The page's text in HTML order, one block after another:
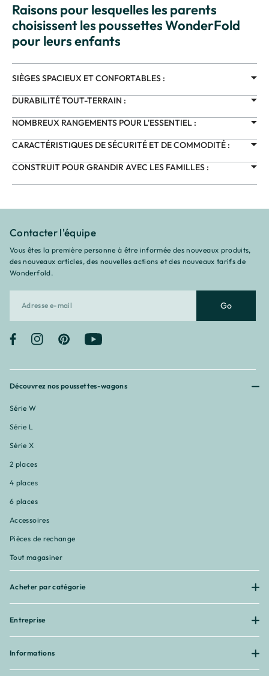
Raisons pour lesquelles les parents
choisissent les poussettes WonderFold
pour leurs enfants
SIÈGES SPACIEUX ET CONFORTABLES :
DURABILITÉ TOUT-TERRAIN :
NOMBREUX RANGEMENTS POUR L'ESSENTIEL :
CARACTÉRISTIQUES DE SÉCURITÉ ET DE COMMODITÉ :
CONSTRUIT POUR GRANDIR AVEC LES FAMILLES :
Découvrez nos poussettes-wagons
Série W
Série L
Série X
2 places
4 places
6 places
Accessoires
Pièces de rechange
Tout magasiner
Acheter par catégorie
Entreprise
Informations
Contacter l'équipe
Vous êtes la première personne à être informée des nouveaux produits,
des nouveaux articles, des nouvelles actions et des nouveaux tarifs de
Wonderfold.
Go
FacebookInstagramPinterest YouTube